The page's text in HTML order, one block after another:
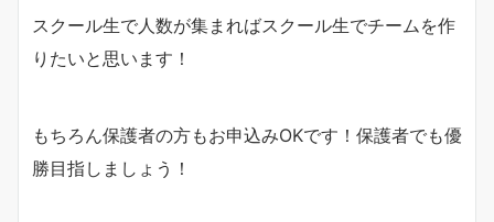
スクール生で人数が集まればスクール生でチームを作
りたいと思います！
もちろん保護者の方もお申込みOKです！保護者でも優
勝目指しましょう！